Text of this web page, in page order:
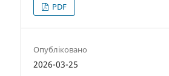
PDF
Опубліковано
2026-03-25